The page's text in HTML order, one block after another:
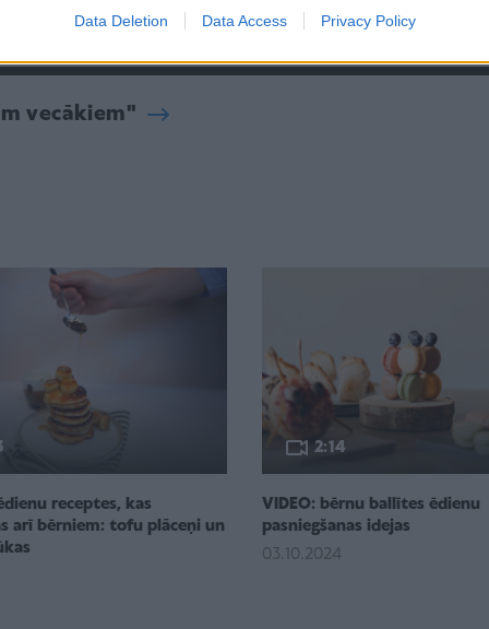
Data Deletion Data Access Privacy Policy
17.07.2024
vecākiem"
receptes, kas
arī bērniem: tofu plāceņi un
2:14
VIDEO: bērnu ballītes ēdienu
pasniegšanas idejas
03.10.2024